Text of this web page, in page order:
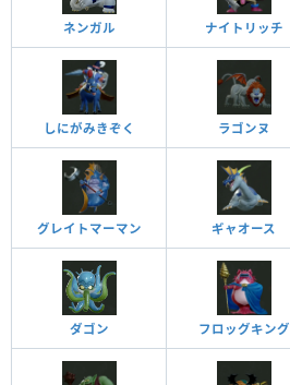
ネンガル ナイトリッチ
しにがみきぞく ラゴンヌ
グレイトマーマン ギャオース
ダゴン フロッグキング